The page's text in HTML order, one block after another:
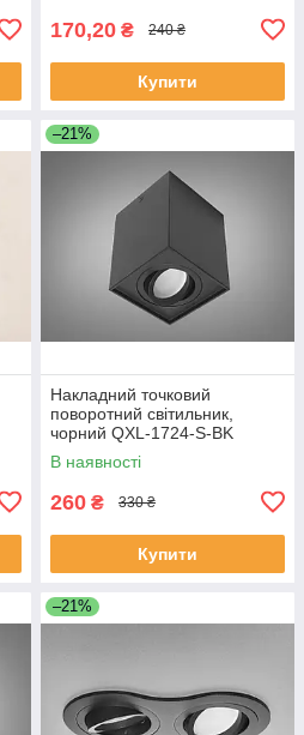
170,20 ₴ 240 ₴
Купити
–21%
Накладний точковий
поворотний світильник,
чорний QXL-1724-S-BK
В наявності
260 ₴ 330 ₴
Купити
–21%